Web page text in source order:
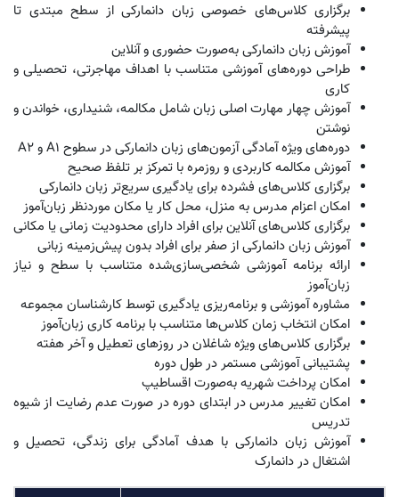
برگزاری کلاس‌های خصوصی زبان دانمارکی از سطح مبتدی تا
پیشرفته
آموزش زبان دانمارکی به‌صورت حضوری و آنلاین
طراحی دوره‌های آموزشی متناسب با اهداف مهاجرتی، تحصیلی و
کاری
آموزش چهار مهارت اصلی زبان شامل مکالمه، شنیداری، خواندن و
نوشتن
دوره‌های ویژه آمادگی آزمون‌های زبان دانمارکی در سطوح A1 و A2
آموزش مکالمه کاربردی و روزمره با تمرکز بر تلفظ صحیح
برگزاری کلاس‌های فشرده برای یادگیری سریع‌تر زبان دانمارکی
امکان اعزام مدرس به منزل، محل کار یا مکان موردنظر زبان‌آموز
برگزاری کلاس‌های آنلاین برای افراد دارای محدودیت زمانی یا مکانی
آموزش زبان دانمارکی از صفر برای افراد بدون پیش‌زمینه زبانی
ارائه برنامه آموزشی شخصی‌سازی‌شده متناسب با سطح و نیاز
زبان‌آموز
مشاوره آموزشی و برنامه‌ریزی یادگیری توسط کارشناسان مجموعه
امکان انتخاب زمان کلاس‌ها متناسب با برنامه کاری زبان‌آموز
برگزاری کلاس‌های ویژه شاغلان در روزهای تعطیل و آخر هفته
پشتیبانی آموزشی مستمر در طول دوره
امکان پرداخت شهریه به‌صورت اقساطیپ
امکان تغییر مدرس در ابتدای دوره در صورت عدم رضایت از شیوه
تدریس
آموزش زبان دانمارکی با هدف آمادگی برای زندگی، تحصیل و
اشتغال در دانمارک